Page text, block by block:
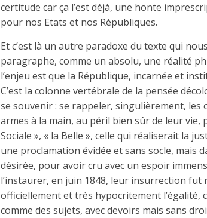
certitude car ça l’est déjà, une honte
pour nos Etats et nos Républiques.
Et c’est là un autre paradoxe du texte qui
paragraphe, comme un absolu, une réalité
l’enjeu est que la République, incarnée et
C’est la colonne vertébrale de la pensée
se souvenir : se rappeler, singulièrement,
armes à la main, au péril bien sûr de leur vie,
Sociale », « la Belle », celle qui réaliserait la
une proclamation évidée et sans socle, mais
désirée, pour avoir cru avec un espoir
l’instaurer, en juin 1848, leur insurrection
officiellement et très hypocritement l’égalité,
comme des sujets, avec devoirs mais sans